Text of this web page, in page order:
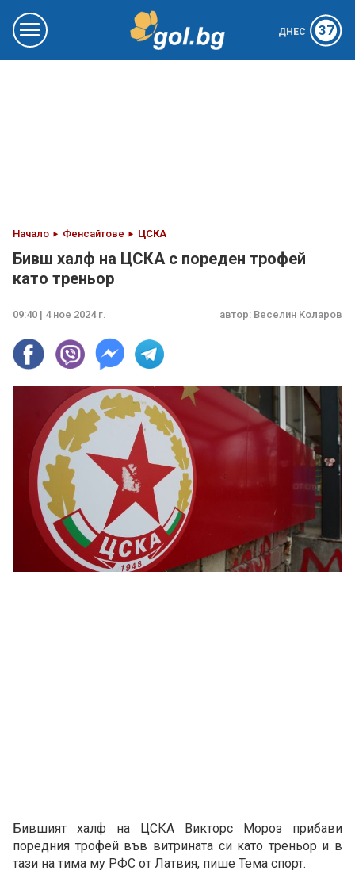
ДНЕС 37
Начало Фенсайтове ЦСКА
Бивш халф на ЦСКА с пореден трофей
като треньор
09:40 | 4 ное 2024 г. автор: Веселин Коларов
Бившият халф на ЦСКА Викторс Мороз прибави
поредния трофей във витрината си като треньор и в
тази на тима му РФС от Латвия, пише Тема спорт.